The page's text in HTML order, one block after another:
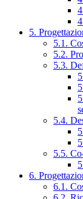
5.
5.1.
5.2.
5.3.
5.4.
5.5.
6.
6.1.